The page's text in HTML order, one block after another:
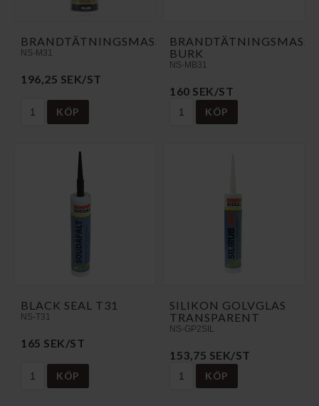
BRANDTÄTNINGSMASSA
NS-M31
196,25 SEK/ST
KÖP
BRANDTÄTNINGSMASSA
BURK
NS-MB31
160 SEK/ST
KÖP
BLACK SEAL T31
NS-T31
165 SEK/ST
KÖP
SILIKON GOLVGLAS
TRANSPARENT
NS-GP2SIL
153,75 SEK/ST
KÖP